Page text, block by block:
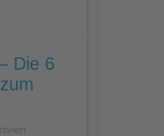
Die 6
für